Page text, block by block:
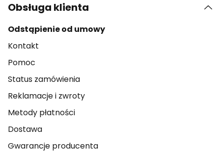
Obsługa klienta
Odstąpienie od umowy
Kontakt
Pomoc
Status zamówienia
Reklamacje i zwroty
Metody płatności
Dostawa
Gwarancje producenta